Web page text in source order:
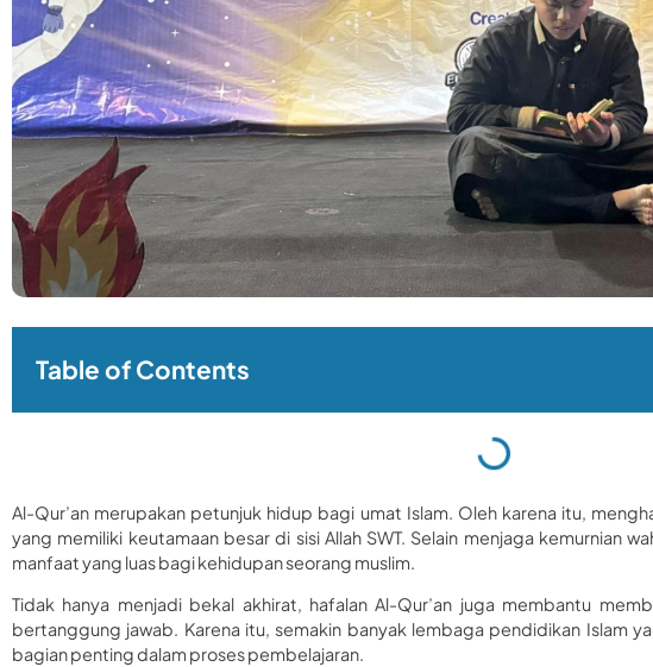
Table of Contents
Al-Qur’an merupakan petunjuk hidup bagi umat Islam. Oleh karena itu,
yang memiliki keutamaan besar di sisi Allah SWT. Selain menjaga kemurnian
manfaat yang luas bagi kehidupan seorang muslim.
Tidak hanya menjadi bekal akhirat, hafalan Al-Qur’an juga membantu
bertanggung jawab. Karena itu, semakin banyak lembaga pendidikan Islam
bagian penting dalam proses pembelajaran.